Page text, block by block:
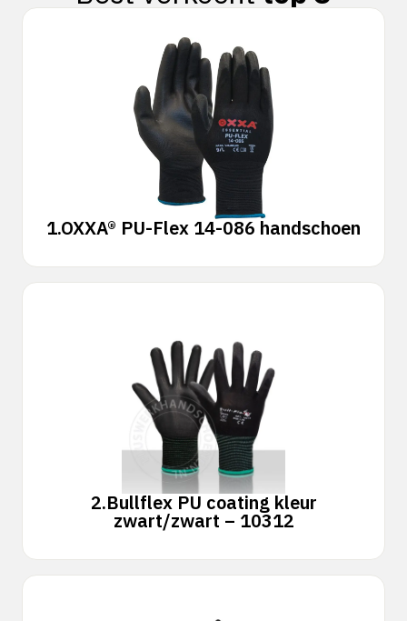
1.OXXA® PU-Flex 14-086 handschoen
2.Bullflex PU coating kleur
zwart/zwart – 10312